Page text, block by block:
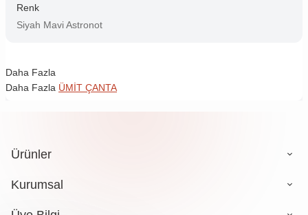
Renk
Siyah Mavi Astronot
Daha Fazla
Daha Fazla ÜMİT ÇANTA
Ürünler
Kurumsal